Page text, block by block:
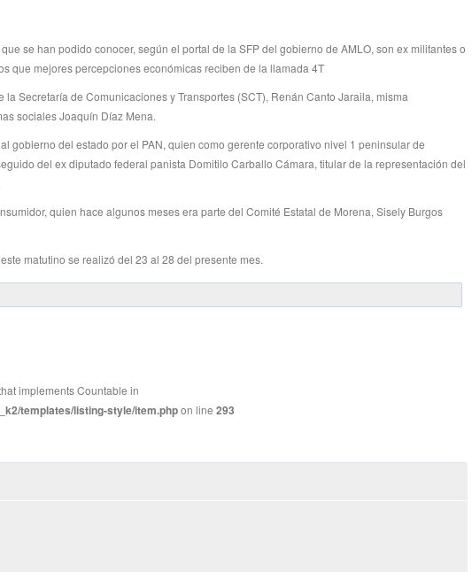
se han podido conocer, según el portal de la SFP del gobierno de AMLO, son ex militantes o
que mejores percepciones económicas reciben de la llamada 4T
Secretaría de Comunicaciones y Transportes (SCT), Renán Canto Jaraila, misma
sociales Joaquín Díaz Mena.
gobierno del estado por el PAN, quien como gerente corporativo nivel 1 peninsular de
del ex diputado federal panista Domitilo Carballo Cámara, titular de la representación del
quien hace algunos meses era parte del Comité Estatal de Morena, Sisely Burgos
matutino se realizó del 23 al 28 del presente mes.
implements Countable in
templates/listing-style/item.phpon line 293